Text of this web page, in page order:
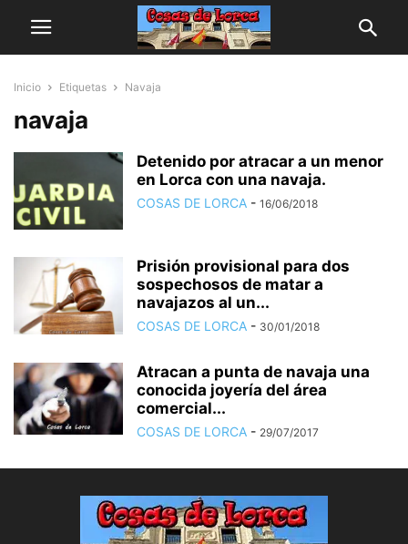
Inicio Etiquetas Navaja
navaja
Detenido por atracar a un menor
en Lorca con una navaja.
COSAS DE LORCA - 16/06/2018
Prisión provisional para dos
sospechosos de matar a
navajazos al un...
COSAS DE LORCA - 30/01/2018
Atracan a punta de navaja una
conocida joyería del área
comercial...
COSAS DE LORCA - 29/07/2017